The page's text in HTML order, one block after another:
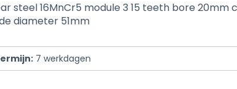
steel 16MnCr5 module 3 15 teeth bore 20mm
diameter 51mm
7 werkdagen